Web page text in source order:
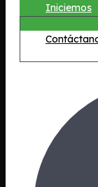
Iniciemos